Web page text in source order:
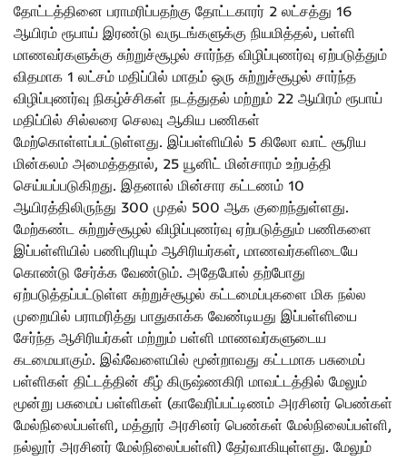
தோட்டத்தினை பராமரிப்பதற்கு தோட்டகாரர் 2 லட்சத்து 16
ஆயிரம் ரூபாய் இரண்டு வருடங்களுக்கு நியமித்தல், பள்ளி
மாணவர்களுக்கு சுற்றுச்சூழல் சார்ந்த விழிப்புணர்வு ஏற்படுத்தும்
விதமாக 1 லட்சம் மதிப்பில் மாதம் ஒரு சுற்றுச்சூழல் சார்ந்த
விழிப்புணர்வு நிகழ்ச்சிகள் நடத்துதல் மற்றும் 22 ஆயிரம் ரூபாய்
மதிப்பில் சில்லரை செலவு ஆகிய பணிகள்
மேற்கொள்ளப்பட்டுள்ளது. இப்பள்ளியில் 5 கிலோ வாட் சூரிய
மின்கலம் அமைத்ததால், 25 யூனிட் மின்சாரம் உற்பத்தி
செய்யப்படுகிறது. இதனால் மின்சார கட்டணம் 10
ஆயிரத்திலிருந்து 300 முதல் 500 ஆக குறைந்துள்ளது.
மேற்கண்ட சுற்றுச்சூழல் விழிப்புணர்வு ஏற்படுத்தும் பணிகளை
இப்பள்ளியில் பணிபுரியும் ஆசிரியர்கள், மாணவர்களிடையே
கொண்டு சேர்க்க வேண்டும். அதேபோல் தற்போது
ஏற்படுத்தப்பட்டுள்ள சுற்றுச்சூழல் கட்டமைப்புகளை மிக நல்ல
முறையில் பராமரித்து பாதுகாக்க வேண்டியது இப்பள்ளியை
சேர்ந்த ஆசிரியர்கள் மற்றும் பள்ளி மாணவர்களுடைய
கடமையாகும். இவ்வேளையில் மூன்றாவது கட்டமாக பசுமைப்
பள்ளிகள் திட்டத்தின் கீழ் கிருஷ்ணகிரி மாவட்டத்தில் மேலும்
மூன்று பசுமைப் பள்ளிகள் (காவேரிப்பட்டிணம் அரசினர் பெண்கள்
மேல்நிலைப்பள்ளி, மத்தூர் அரசினர் பெண்கள் மேல்நிலைப்பள்ளி,
நல்லூர் அரசினர் மேல்நிலைப்பள்ளி) தேர்வாகியுள்ளது. மேலும்